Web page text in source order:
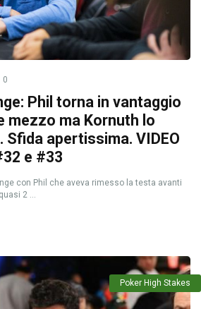
0
Phil torna in vantaggio
mezzo ma Kornuth lo
apertissima. VIDEO
e #33
con Phil che aveva rimesso la testa avanti
2 ...
Poker High Stakes